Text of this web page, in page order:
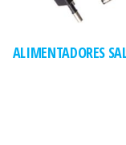
ALIMENTADORES